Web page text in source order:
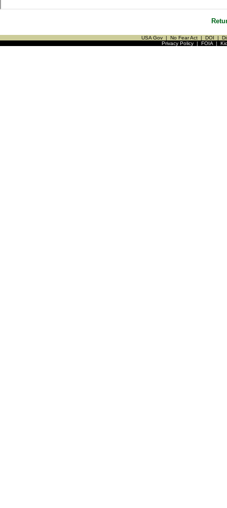
USA Gov | No Fear Act | DOI |
Privacy Policy| FOIA|